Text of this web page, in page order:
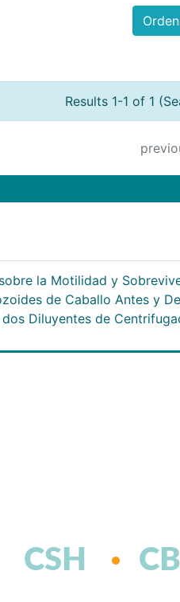
Results 1-1 of 1
la Motilidad y
de Caballo Antes y
Diluyentes de
CSH